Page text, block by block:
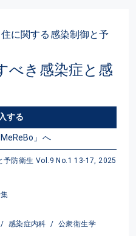
に関する感染制御と予
べき感染症と感
する
」へ
予防衛生 Vol.9 No.1 13-17, 2025
/ 感染症内科 / 公衆衛生学